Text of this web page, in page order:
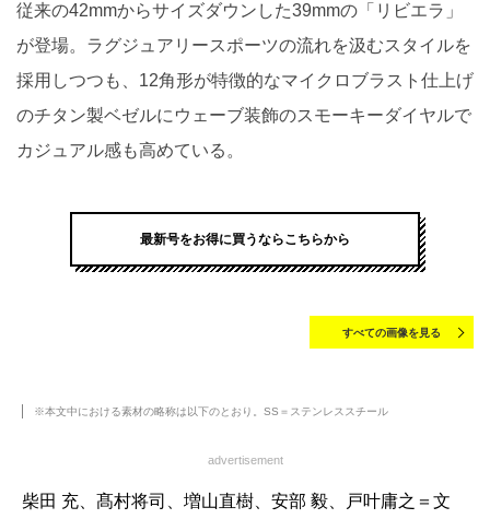
従来の42mmからサイズダウンした39mmの「リビエラ」
が登場。ラグジュアリースポーツの流れを汲むスタイルを
採用しつつも、12角形が特徴的なマイクロブラスト仕上げ
のチタン製ベゼルにウェーブ装飾のスモーキーダイヤルで
カジュアル感も高めている。
最新号をお得に買うならこちらから
すべての画像を見る
※本文中における素材の略称は以下のとおり。SS＝ステンレススチール
advertisement
柴田 充、髙村将司、増山直樹、安部 毅、戸叶庸之＝文